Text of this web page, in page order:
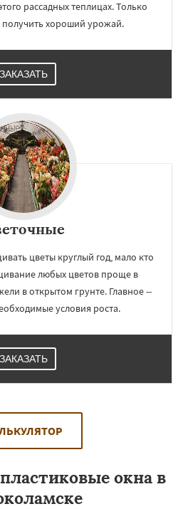
рассадных теплицах. Только
хороший урожай.
ЗАКАЗАТЬ
цветы круглый год, мало кто
любых цветов проще в
в открытом грунте. Главное --
условия роста.
ЗАКАЗАТЬ
окна в